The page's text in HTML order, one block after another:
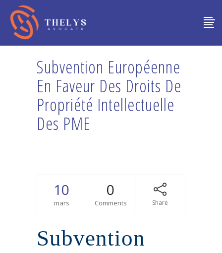
Subvention Européenne
En Faveur Des Droits De
Propriété Intellectuelle
Des PME
10
mars
0
Comments Share
Subvention